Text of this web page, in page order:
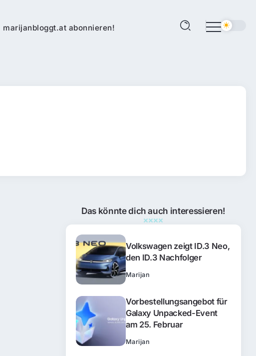
marijanbloggt.at abonnieren!
Das könnte dich auch interessieren!
Volkswagen zeigt ID.3 Neo,
den ID.3 Nachfolger
Marijan
Vorbestellungsangebot für
Galaxy Unpacked-Event
am 25. Februar
Marijan